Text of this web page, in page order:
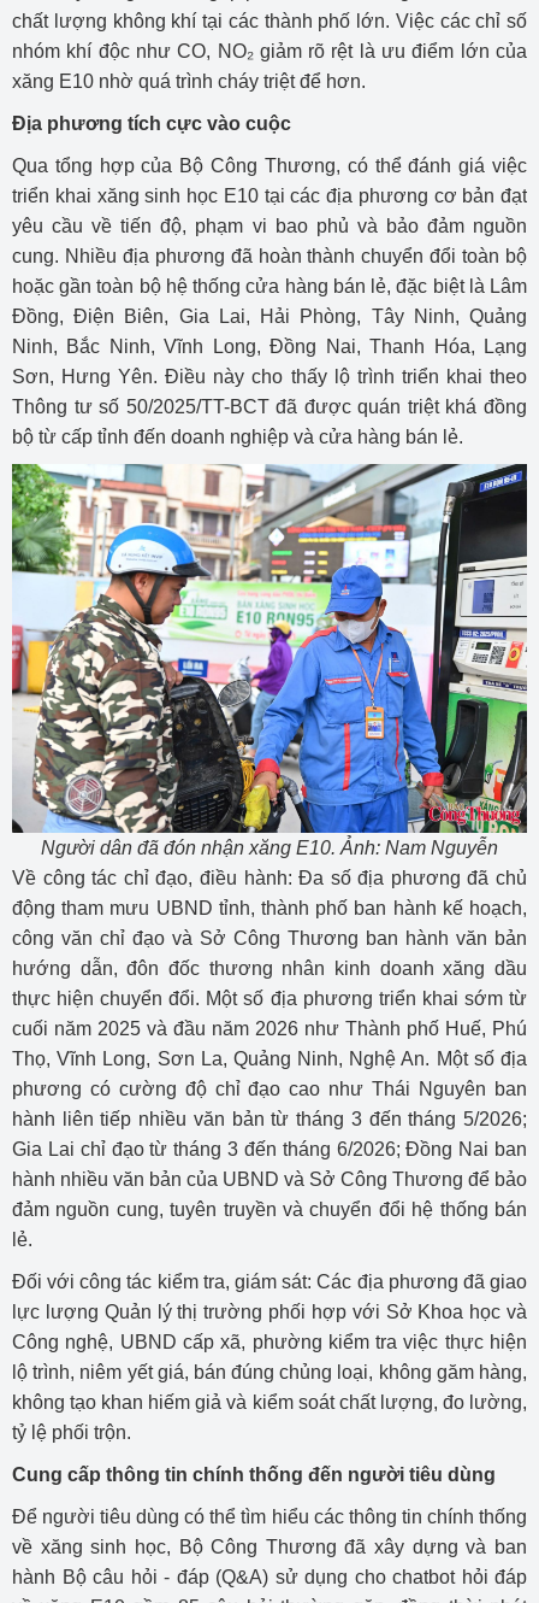
chất lượng không khí tại các thành phố lớn. Việc các chỉ số
nhóm khí độc như CO, NO₂ giảm rõ rệt là ưu điểm lớn của
xăng E10 nhờ quá trình cháy triệt để hơn.
Địa phương tích cực vào cuộc
Qua tổng hợp của Bộ Công Thương, có thể đánh giá việc
triển khai xăng sinh học E10 tại các địa phương cơ bản đạt
yêu cầu về tiến độ, phạm vi bao phủ và bảo đảm nguồn
cung. Nhiều địa phương đã hoàn thành chuyển đổi toàn bộ
hoặc gần toàn bộ hệ thống cửa hàng bán lẻ, đặc biệt là Lâm
Đồng, Điện Biên, Gia Lai, Hải Phòng, Tây Ninh, Quảng
Ninh, Bắc Ninh, Vĩnh Long, Đồng Nai, Thanh Hóa, Lạng
Sơn, Hưng Yên. Điều này cho thấy lộ trình triển khai theo
Thông tư số 50/2025/TT-BCT đã được quán triệt khá đồng
bộ từ cấp tỉnh đến doanh nghiệp và cửa hàng bán lẻ.
Người dân đã đón nhận xăng E10. Ảnh: Nam Nguyễn
Về công tác chỉ đạo, điều hành: Đa số địa phương đã chủ
động tham mưu UBND tỉnh, thành phố ban hành kế hoạch,
công văn chỉ đạo và Sở Công Thương ban hành văn bản
hướng dẫn, đôn đốc thương nhân kinh doanh xăng dầu
thực hiện chuyển đổi. Một số địa phương triển khai sớm từ
cuối năm 2025 và đầu năm 2026 như Thành phố Huế, Phú
Thọ, Vĩnh Long, Sơn La, Quảng Ninh, Nghệ An. Một số địa
phương có cường độ chỉ đạo cao như Thái Nguyên ban
hành liên tiếp nhiều văn bản từ tháng 3 đến tháng 5/2026;
Gia Lai chỉ đạo từ tháng 3 đến tháng 6/2026; Đồng Nai ban
hành nhiều văn bản của UBND và Sở Công Thương để bảo
đảm nguồn cung, tuyên truyền và chuyển đổi hệ thống bán
lẻ.
Đối với công tác kiểm tra, giám sát: Các địa phương đã giao
lực lượng Quản lý thị trường phối hợp với Sở Khoa học và
Công nghệ, UBND cấp xã, phường kiểm tra việc thực hiện
lộ trình, niêm yết giá, bán đúng chủng loại, không găm hàng,
không tạo khan hiếm giả và kiểm soát chất lượng, đo lường,
tỷ lệ phối trộn.
Cung cấp thông tin chính thống đến người tiêu dùng
Để người tiêu dùng có thể tìm hiểu các thông tin chính thống
về xăng sinh học, Bộ Công Thương đã xây dựng và ban
hành Bộ câu hỏi - đáp (Q&A) sử dụng cho chatbot hỏi đáp